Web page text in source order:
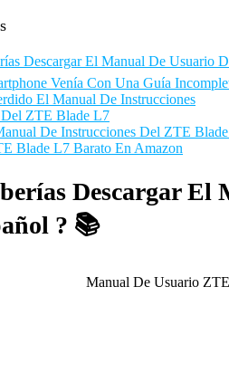
Descargar El Manual De Usuario
Venía Con Una Guía
El Manual De Instrucciones
Del ZTE Blade L7
De Instrucciones Del ZTE
Blade L7 Barato En Amazon
Descargar
? 📚